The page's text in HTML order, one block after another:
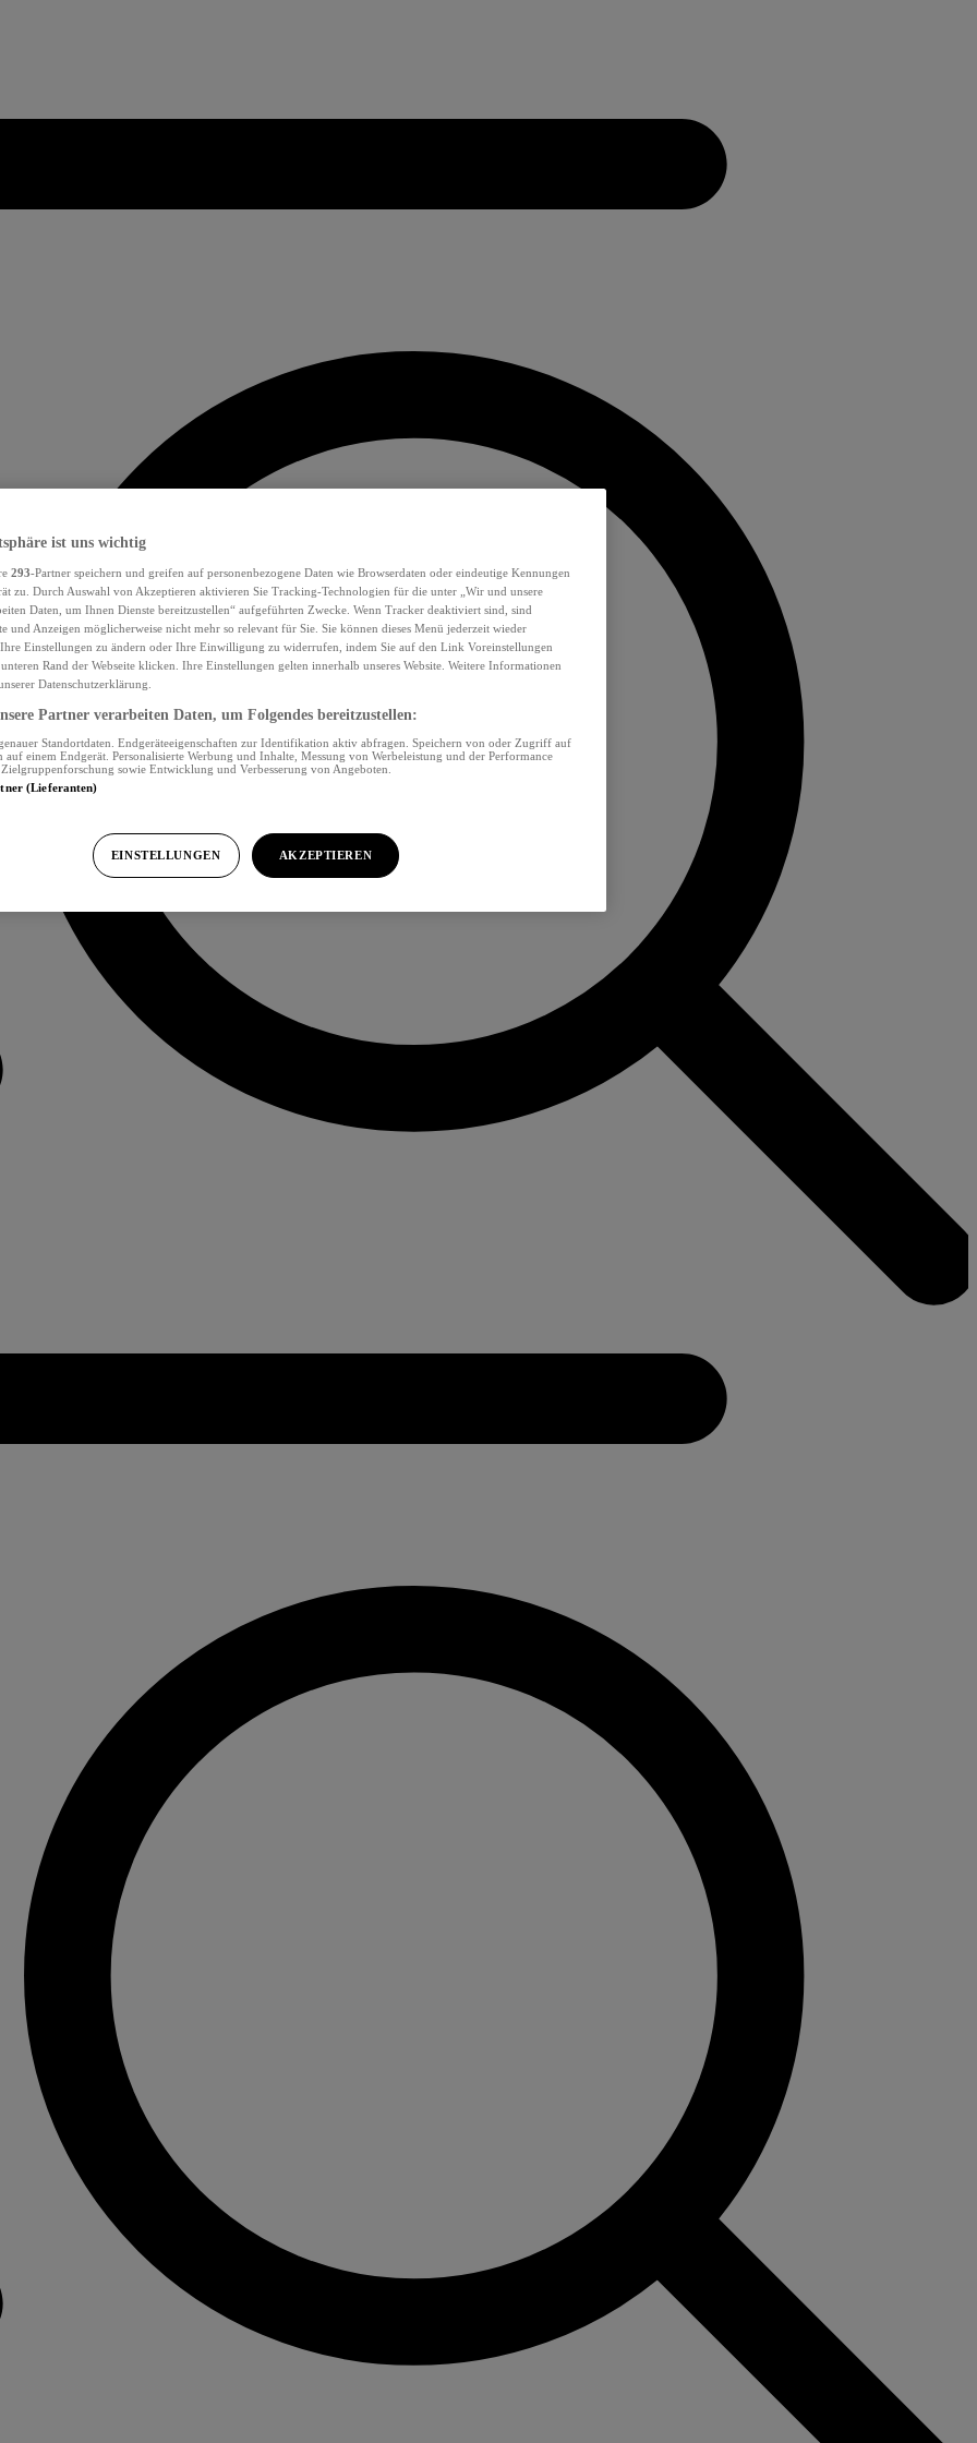
ist uns wichtig
293-Partner speichern und greifen auf personenbezogene Daten wie Browserdaten oder eindeutige Kennungen
zu. Durch Auswahl von Akzeptieren aktivieren Sie Tracking-Technologien für die unter „Wir und unsere
Daten, um Ihnen Dienste bereitzustellen“ aufgeführten Zwecke. Wenn Tracker deaktiviert sind, sind
und Anzeigen möglicherweise nicht mehr so relevant für Sie. Sie können dieses Menü jederzeit wieder
Einstellungen zu ändern oder Ihre Einwilligung zu widerrufen, indem Sie auf den Link Voreinstellungen
Rand der Webseite klicken. Ihre Einstellungen gelten innerhalb unseres Website. Weitere Informationen
Datenschutzerklärung.
Partner verarbeiten Daten, um Folgendes bereitzustellen:
Standortdaten. Endgeräteeigenschaften zur Identifikation aktiv abfragen. Speichern von oder Zugriff auf
einem Endgerät. Personalisierte Werbung und Inhalte, Messung von Werbeleistung und der Performance
sowie Entwicklung und Verbesserung von Angeboten.
(Lieferanten)
EINSTELLUNGEN AKZEPTIEREN